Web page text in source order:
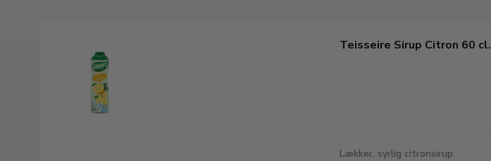
Teisseire Sirup Citron 60 cl.
Lækker, syrlig citronsirup.